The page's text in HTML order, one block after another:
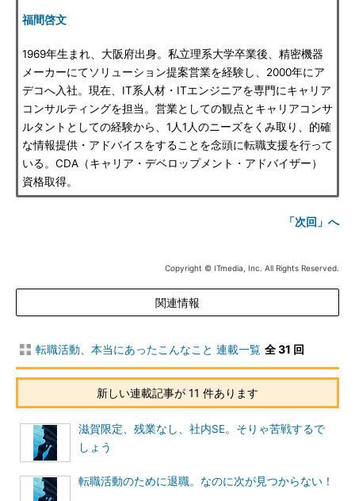
福間啓文
1969年生まれ、大阪府出身。私立理系大学卒業後、精密機器
メーカーにてソリューション提案営業を経験し、2000年にア
デコへ入社。現在、IT系人材・ITエンジニアを専門にキャリア
コンサルティングを担当。営業としての観点とキャリアコンサ
ルタントとしての経験から、1人1人のニーズをくみ取り、的確
な情報提供・アドバイスをすることを念頭に転職支援を行って
いる。CDA（キャリア・デベロップメント・アドバイザー）
資格取得。
「次回」へ
Copyright © ITmedia, Inc. All Rights Reserved.
関連情報
転職活動、本当にあったこんなこと 連載一覧 全 31 回
新しい連載記事が 11 件あります
滋賀限定、残業なし、社内SE。そりゃ苦戦するで
しょう
転職活動のために退職。なのに次が見つからない！